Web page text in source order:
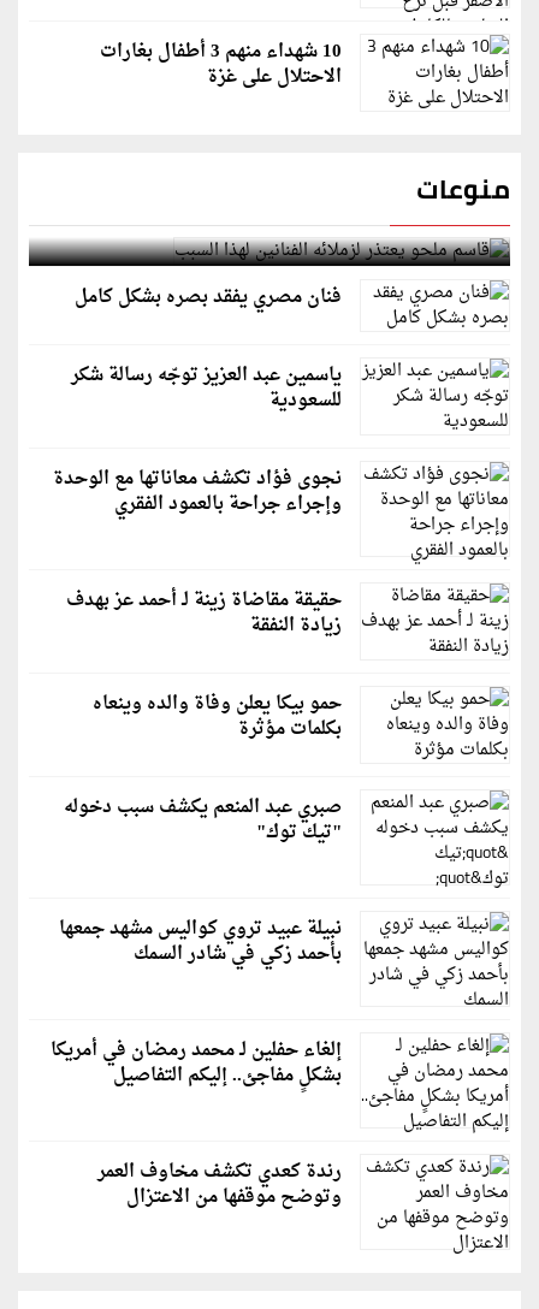
10 شهداء منهم 3 أطفال بغارات
الاحتلال على غزة
منوعات
قاسم ملحو يعتذر لزملائه الفنانين لهذا السبب
فنان مصري يفقد بصره بشكل كامل
ياسمين عبد العزيز توجّه رسالة شكر
للسعودية
نجوى فؤاد تكشف معاناتها مع الوحدة
وإجراء جراحة بالعمود الفقري
حقيقة مقاضاة زينة لـ أحمد عز بهدف
زيادة النفقة
حمو بيكا يعلن وفاة والده وينعاه
بكلمات مؤثرة
صبري عبد المنعم يكشف سبب دخوله
"تيك توك"
نبيلة عبيد تروي كواليس مشهد جمعها
بأحمد زكي في شادر السمك
إلغاء حفلين لـ محمد رمضان في أمريكا
بشكلٍ مفاجئ.. إليكم التفاصيل
رندة كعدي تكشف مخاوف العمر
وتوضح موقفها من الاعتزال